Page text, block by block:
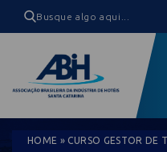
HOME » CURSO GESTOR DE